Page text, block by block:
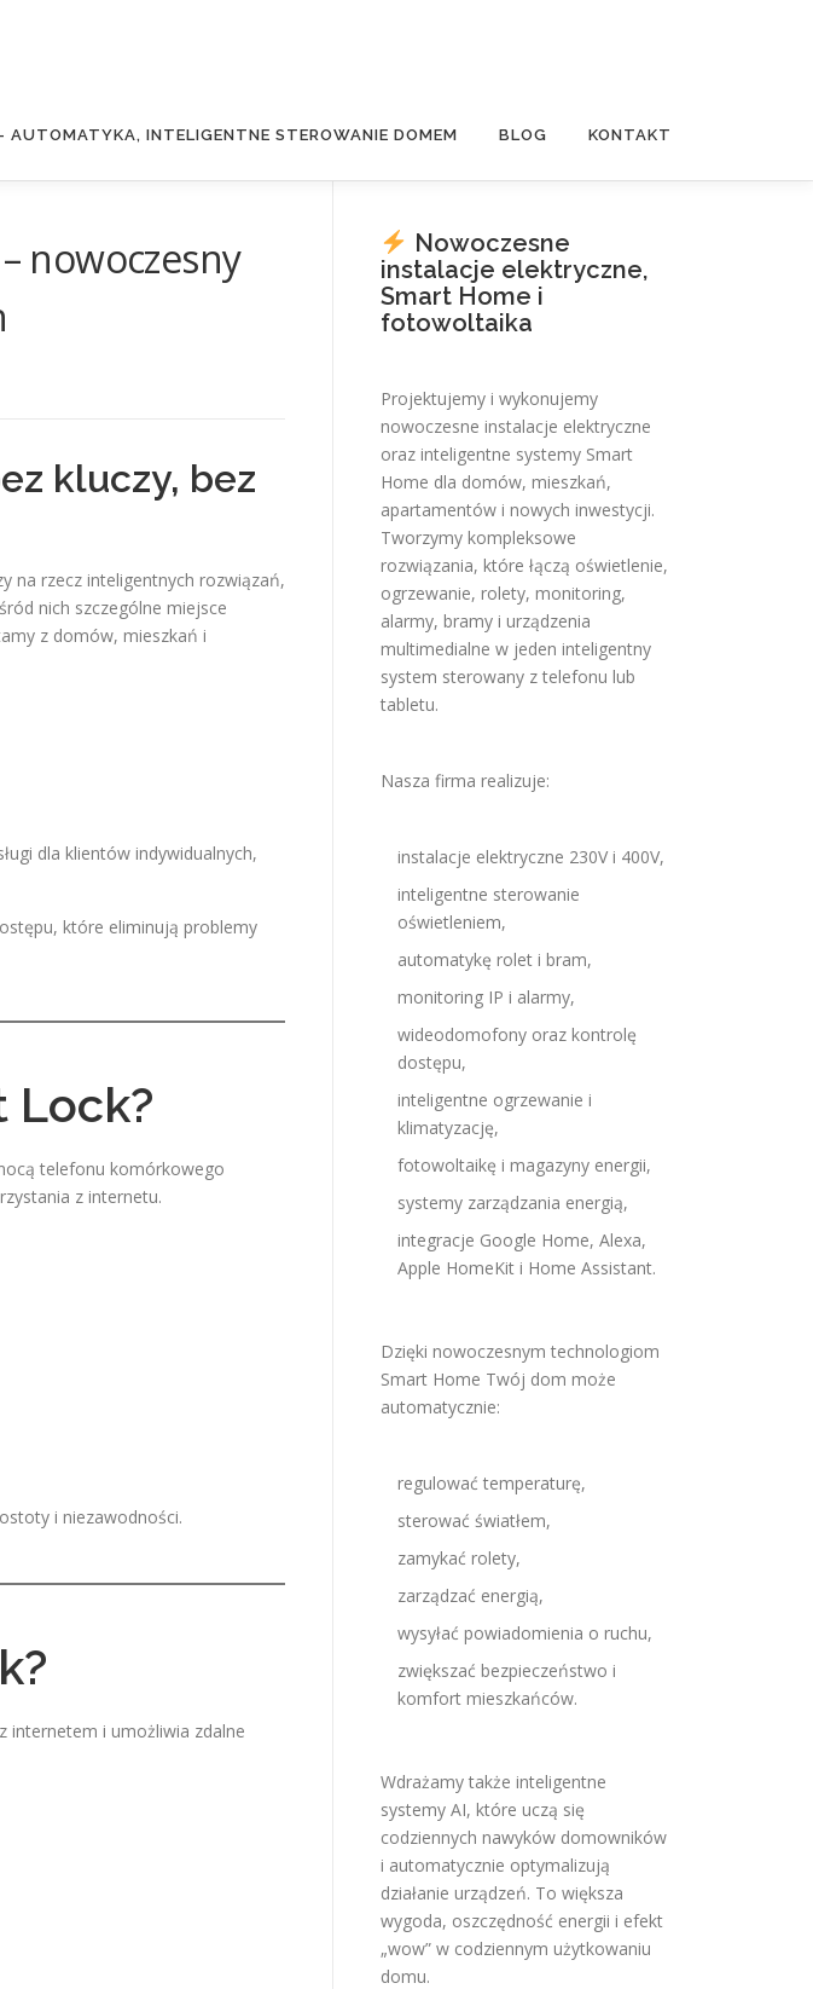
AUTOMATYKA, INTELIGENTNE STEROWANIE DOMEM BLOG KONTAKT
nowoczesny
kluczy, bez
na rzecz inteligentnych rozwiązań,
nich szczególne miejsce
z domów, mieszkań i
dla klientów indywidualnych,
które eliminują problemy
Lock?
telefonu komórkowego
z internetu.
i niezawodności.
internetem i umożliwia zdalne
Nowoczesne
instalacje elektryczne,
Smart Home i
fotowoltaika
Projektujemy i wykonujemy
nowoczesne instalacje elektryczne
oraz inteligentne systemy Smart
Home dla domów, mieszkań,
apartamentów i nowych inwestycji.
Tworzymy kompleksowe
rozwiązania, które łączą oświetlenie,
ogrzewanie, rolety, monitoring,
alarmy, bramy i urządzenia
multimedialne w jeden inteligentny
system sterowany z telefonu lub
tabletu.
Nasza firma realizuje:
instalacje elektryczne 230V i 400V,
inteligentne sterowanie
oświetleniem,
automatykę rolet i bram,
monitoring IP i alarmy,
wideodomofony oraz kontrolę
dostępu,
inteligentne ogrzewanie i
klimatyzację,
fotowoltaikę i magazyny energii,
systemy zarządzania energią,
integracje Google Home, Alexa,
Apple HomeKit i Home Assistant.
Dzięki nowoczesnym technologiom
Smart Home Twój dom może
automatycznie:
regulować temperaturę,
sterować światłem,
zamykać rolety,
zarządzać energią,
wysyłać powiadomienia o ruchu,
zwiększać bezpieczeństwo i
komfort mieszkańców.
Wdrażamy także inteligentne
systemy AI, które uczą się
codziennych nawyków domowników
i automatycznie optymalizują
działanie urządzeń. To większa
wygoda, oszczędność energii i efekt
„wow” w codziennym użytkowaniu
domu.